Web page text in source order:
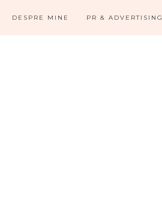
DESPRE MINE PR & ADVERTISING